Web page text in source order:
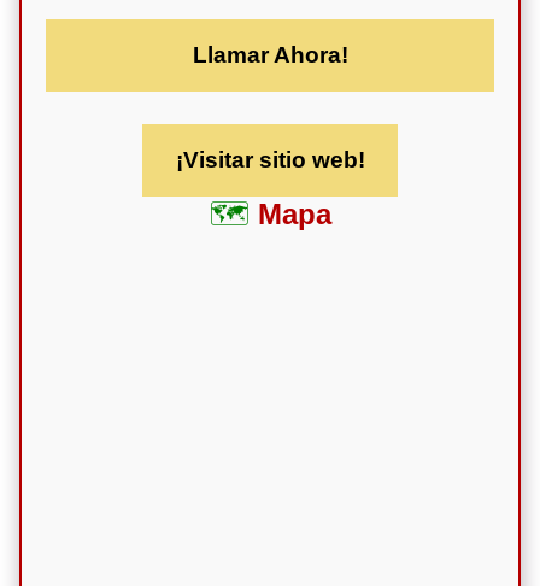
Llamar Ahora!
¡Visitar sitio web!
Mapa